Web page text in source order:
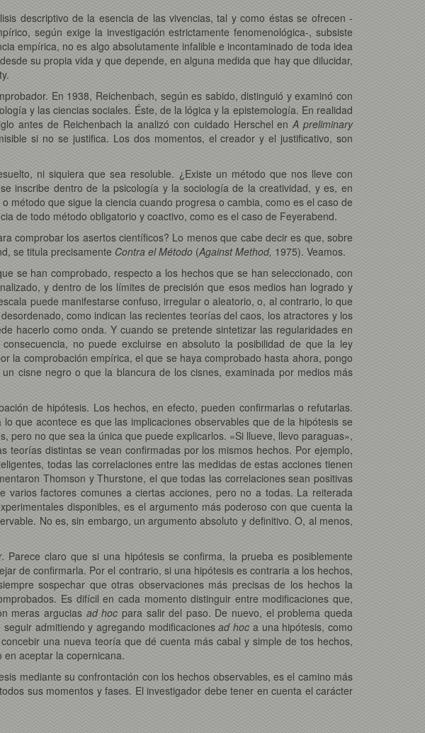
descriptivo de la esencia de las vivencias, tal y como éstas se ofrecen -
según exige la investigación estrictamente fenomenológica-, subsiste
empírica, no es algo absolutamente infalible e incontaminado de toda idea
su propia vida y que depende, en alguna medida que hay que dilucidar,
En 1938, Reichenbach, según es sabido, distinguió y examinó con
y las ciencias sociales. Éste, de la lógica y la epistemología. En realidad
antes de Reichenbach la analizó con cuidado Herschel enA preliminary
si no se justifica. Los dos momentos, el creador y el justificativo, son
ni siquiera que sea resoluble. ¿Existe un método que nos lleve con
inscribe dentro de la psicología y la sociología de la creatividad, y es, en
método que sigue la ciencia cuando progresa o cambia, como es el caso de
de todo método obligatorio y coactivo, como es el caso de Feyerabend.
comprobar los asertos científicos? Lo menos que cabe decir es que, sobre
se titula precisamente Contra el Método (Against Method, 1975). Veamos.
se han comprobado, respecto a los hechos que se han seleccionado, con
y dentro de los límites de precisión que esos medios han logrado y
puede manifestarse confuso, irregular o aleatorio, o, al contrario, lo que
como indican las recientes teorías del caos, los atractores y los
hacerlo como onda. Y cuando se pretende sintetizar las regularidades en
no puede excluirse en absoluto la posibilidad de que la ley
la comprobación empírica, el que se haya comprobado hasta ahora, pongo
cisne negro o que la blancura de los cisnes, examinada por medios más
de hipótesis. Los hechos, en efecto, pueden confirmarlas o refutarlas.
que acontece es que las implicaciones observables que de la hipótesis se
pero no que sea la única que puede explicarlos. «Si llueve, llevo paraguas»,
distintas se vean confirmadas por los mismos hechos. Por ejemplo,
todas las correlaciones entre las medidas de estas acciones tienen
Thomson y Thurstone, el que todas las correlaciones sean positivas
factores comunes a ciertas acciones, pero no a todas. La reiterada
disponibles, es el argumento más poderoso con que cuenta la
No es, sin embargo, un argumento absoluto y definitivo. O, al menos,
claro que si una hipótesis se confirma, la prueba es posiblemente
de confirmarla. Por el contrario, si una hipótesis es contraria a los hechos,
sospechar que otras observaciones más precisas de los hechos la
Es difícil en cada momento distinguir entre modificaciones que,
meras argucias ad hoc para salir del paso. De nuevo, el problema queda
admitiendo y agregando modificacionesad hoc a una hipótesis, como
una nueva teoría que dé cuenta más cabal y simple de tos hechos,
aceptar la copernicana.
mediante su confrontación con los hechos observables, es el camino más
sus momentos y fases. El investigador debe tener en cuenta el carácter